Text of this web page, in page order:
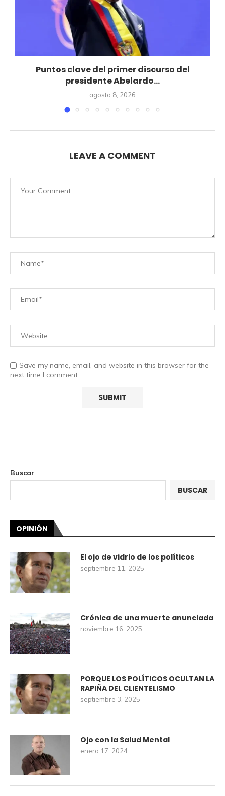
Puntos clave del primer discurso del
presidente Abelardo...
agosto 8, 2026
LEAVE A COMMENT
Save my name, email, and website in this browser for the
next time I comment.
Buscar
BUSCAR
OPINIÓN
El ojo de vidrio de los políticos
septiembre 11, 2025
Crónica de una muerte anunciada
noviembre 16, 2025
PORQUE LOS POLÍTICOS OCULTAN LA
RAPIÑA DEL CLIENTELISMO
septiembre 3, 2025
Ojo con la Salud Mental
enero 17, 2024